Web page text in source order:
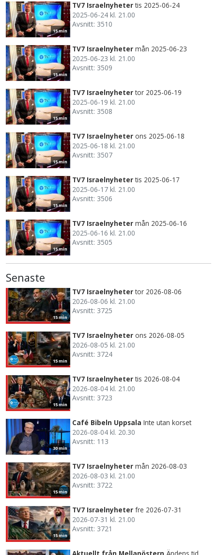
15 min
TV7 Israelnyheter tis 2025-06-24
2025-06-24 kl. 21.00
Avsnitt: 3510
15 min
TV7 Israelnyheter mån 2025-06-23
2025-06-23 kl. 21.00
Avsnitt: 3509
15 min
TV7 Israelnyheter tor 2025-06-19
2025-06-19 kl. 21.00
Avsnitt: 3508
15 min
TV7 Israelnyheter ons 2025-06-18
2025-06-18 kl. 21.00
Avsnitt: 3507
15 min
TV7 Israelnyheter tis 2025-06-17
2025-06-17 kl. 21.00
Avsnitt: 3506
15 min
TV7 Israelnyheter mån 2025-06-16
2025-06-16 kl. 21.00
Avsnitt: 3505
Senaste
15 min
TV7 Israelnyheter tor 2026-08-06
2026-08-06 kl. 21.00
Avsnitt: 3725
15 min
TV7 Israelnyheter ons 2026-08-05
2026-08-05 kl. 21.00
Avsnitt: 3724
15 min
TV7 Israelnyheter tis 2026-08-04
2026-08-04 kl. 21.00
Avsnitt: 3723
30 min
Café Bibeln Uppsala Inte utan korset
2026-08-04 kl. 20.30
Avsnitt: 113
15 min
TV7 Israelnyheter mån 2026-08-03
2026-08-03 kl. 21.00
Avsnitt: 3722
15 min
TV7 Israelnyheter fre 2026-07-31
2026-07-31 kl. 21.00
Avsnitt: 3721